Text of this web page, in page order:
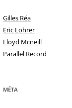
Gilles Réa
Eric Lohrer
Lloyd Mcneill
Parallel Record
MÉTA